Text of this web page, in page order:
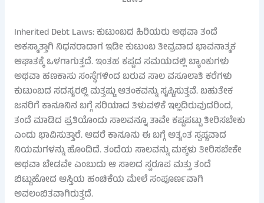
Inherited Debt Laws: ಕುಟುಂಬದ ಹಿರಿಯರು ಅಥವಾ ತಂದೆ
ಅಕಸ್ಮಾತ್ತಾಗಿ ನಿಧನರಾದಾಗ ಇಡೀ ಕುಟುಂಬ ತೀವ್ರವಾದ ಭಾವನಾತ್ಮಕ
ಆಘಾತಕ್ಕೆ ಒಳಗಾಗುತ್ತದೆ. ಇಂತಹ ಕಷ್ಟದ ಸಮಯದಲ್ಲಿ ಬ್ಯಾಂಕುಗಳು
ಅಥವಾ ಹಣಕಾಸು ಸಂಸ್ಥೆಗಳಿಂದ ಬರುವ ಸಾಲ ವಸೂಲಾತಿ ಕರೆಗಳು
ಕುಟುಂಬದ ಸದಸ್ಯರಲ್ಲಿ ಮತ್ತಷ್ಟು ಆತಂಕವನ್ನು ಸೃಷ್ಟಿಸುತ್ತವೆ. ಬಹುತೇಕ
ಜನರಿಗೆ ಕಾನೂನಿನ ಬಗ್ಗೆ ಸರಿಯಾದ ತಿಳುವಳಿಕೆ ಇಲ್ಲದಿರುವುದರಿಂದ,
ತಂದೆ ಮಾಡಿದ ಪ್ರತಿಯೊಂದು ಸಾಲವನ್ನೂ ತಾವೇ ಕಷ್ಟಪಟ್ಟು ತೀರಿಸಬೇಕು
ಎಂದು ಭಾವಿಸುತ್ತಾರೆ. ಆದರೆ ಕಾನೂನು ಈ ಬಗ್ಗೆ ಅತ್ಯಂತ ಸ್ಪಷ್ಟವಾದ
ನಿಯಮಗಳನ್ನು ಹೊಂದಿದೆ. ತಂದೆಯ ಸಾಲವನ್ನು ಮಕ್ಕಳು ತೀರಿಸಬೇಕೇ
ಅಥವಾ ಬೇಡವೇ ಎಂಬುದು ಆ ಸಾಲದ ಸ್ವರೂಪ ಮತ್ತು ತಂದೆ
ಬಿಟ್ಟುಹೋದ ಆಸ್ತಿಯ ಹಂಚಿಕೆಯ ಮೇಲೆ ಸಂಪೂರ್ಣವಾಗಿ
ಅವಲಂಬಿತವಾಗಿರುತ್ತದೆ.